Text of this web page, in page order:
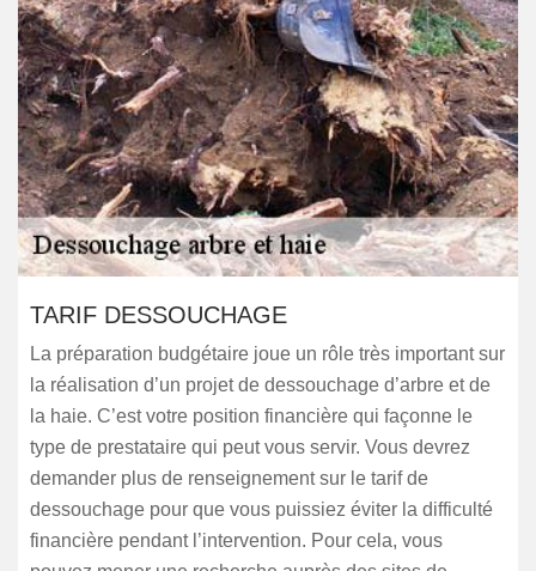
TARIF DESSOUCHAGE
La préparation budgétaire joue un rôle très important sur
la réalisation d’un projet de dessouchage d’arbre et de
la haie. C’est votre position financière qui façonne le
type de prestataire qui peut vous servir. Vous devrez
demander plus de renseignement sur le tarif de
dessouchage pour que vous puissiez éviter la difficulté
financière pendant l’intervention. Pour cela, vous